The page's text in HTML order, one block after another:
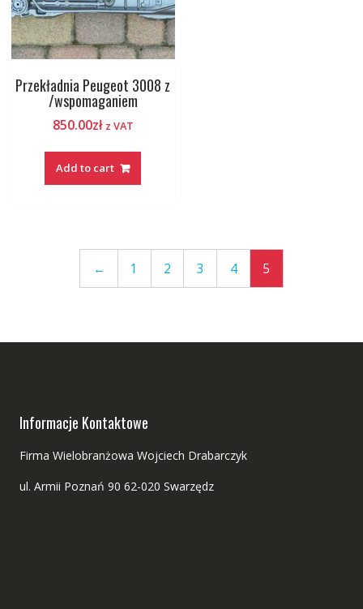
Przekładnia Peugeot 3008 z
/wspomaganiem
850.00zł z VAT
Add to cart
← 1 2 3 4 5
Informacje Kontaktowe
Firma Wielobranżowa Wojciech Drabarczyk
ul. Armii Poznań 90 62-020 Swarzędz